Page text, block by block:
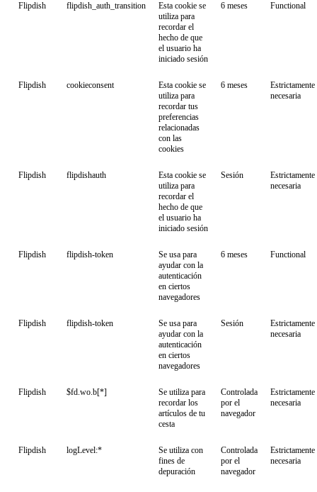
Flipdish flipdish_auth_transition
Esta cookie se
utiliza para
recordar el
hecho de que
el usuario ha
iniciado sesión
6 meses Functional
Flipdish cookieconsent
Esta cookie se
utiliza para
recordar tus
preferencias
relacionadas
con las
cookies
6 meses
Estrictamente
necesaria
Flipdish flipdishauth
Esta cookie se
utiliza para
recordar el
hecho de que
el usuario ha
iniciado sesión
Sesión
Estrictamente
necesaria
Flipdish flipdish-token
Se usa para
ayudar con la
autenticación
en ciertos
navegadores
6 meses Functional
Flipdish flipdish-token
Se usa para
ayudar con la
autenticación
en ciertos
navegadores
Sesión
Estrictamente
necesaria
Flipdish $fd.wo.b[*]
Se utiliza para
recordar los
artículos de tu
cesta
Controlada
por el
navegador
Estrictamente
necesaria
Flipdish logLevel:*
Se utiliza con
fines de
depuración
Controlada
por el
navegador
Estrictamente
necesaria